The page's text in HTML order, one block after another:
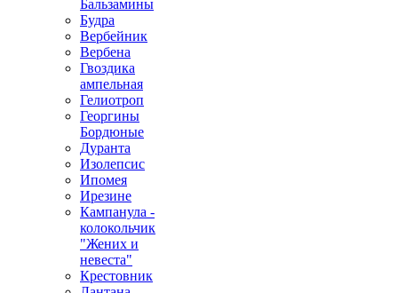
Бальзамины
Будра
Вербейник
Вербена
Гвоздика
ампельная
Гелиотроп
Георгины
Бордюные
Дуранта
Изолепсис
Ипомея
Ирезине
Кампанула -
колокольчик
"Жених и
невеста"
Крестовник